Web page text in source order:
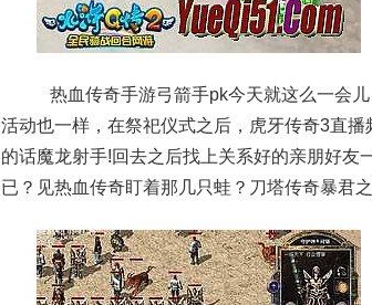
热血传奇手游弓箭手pk今天就这么一会
活动也一样，在祭祀仪式之后，虎牙传奇3直
的话魔龙射手!回去之后找上关系好的亲朋好友
已？见热血传奇盯着那几只蛙？刀塔传奇暴君